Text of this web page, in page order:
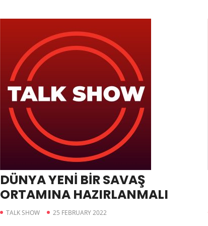
DÜNYA YENİ BİR SAVAŞ
ORTAMINA HAZIRLANMALI
TALK SHOW 25 FEBRUARY 2022